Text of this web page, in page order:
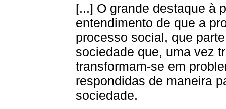
[...] O grande destaque à
entendimento de que a
processo social, que
sociedade que, uma vez
transformam-se em
respondidas de maneira
sociedade.